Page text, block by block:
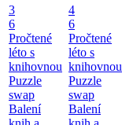
3
6
Pročtené
léto s
knihovnou
Puzzle
swap
Balení
4
6
Pročtené
léto s
knihovnou
Puzzle
swap
Balení